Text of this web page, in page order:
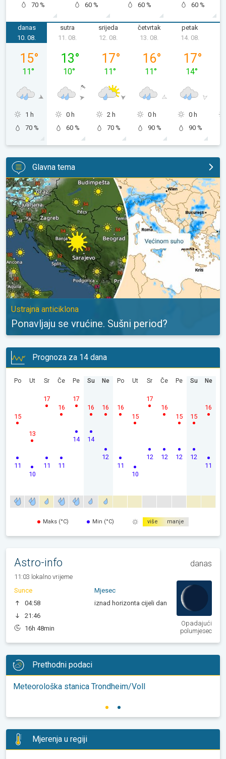
70 % 60 % 60 % 60 %
danas
ponedjeljak, 10. 08.
10. 08.
15°
11°
1 h
70 %
sutra
11. 08.
13°
10°
0 h
60 %
srijeda
12. 08.
17°
11°
2 h
70 %
četvrtak
13. 08.
16°
11°
0 h
90 %
petak
14. 08.
17°
14°
0 h
90 %
Glavna tema
Ponavljaju se vrućine. Sušni period?. Ustrajna anticiklona. . .
Ustrajna anticiklona
Ponavljaju se vrućine. Sušni period?
Prognoza za 14 dana
Po
11
15
Ut
10
13
Sr
11
17
Če
11
16
Pe
14
17
Su
14
16
Ne
12
16
Po
11
16
Ut
10
15
Sr
12
17
Če
12
16
Pe
12
15
Su
12
15
Ne
11
16
Maks (°C) Min (°C) više manje
Astro-info danas
11:03 lokalno vrijeme
Sunce
04:58
21:46
16h 48min
Mjesec
iznad horizonta cijeli dan
Opadajući
polumjesec
Prethodni podaci
Meteorološka stanica Trondheim/Voll
Mjerenja u regiji